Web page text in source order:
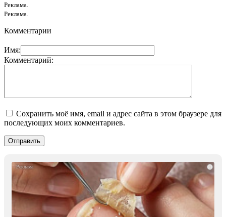
Реклама.
Реклама.
Комментарии
Имя:
Комментарий:
Сохранить моё имя, email и адрес сайта в этом браузере для
последующих моих комментариев.
i